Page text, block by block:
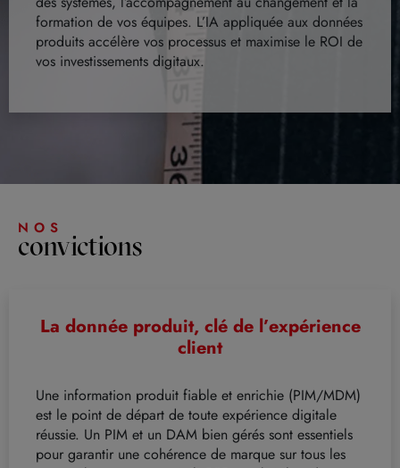
formation de vos équipes. L’IA appliquée aux données
produits accélère vos processus et maximise le ROI de
vos investissements digitaux.
NOS
convictions
La donnée produit, clé de l’expérience
client
Une information produit fiable et enrichie (PIM/MDM)
est le point de départ de toute expérience digitale
réussie. Un PIM et un DAM bien gérés sont essentiels
pour garantir une cohérence de marque sur tous les